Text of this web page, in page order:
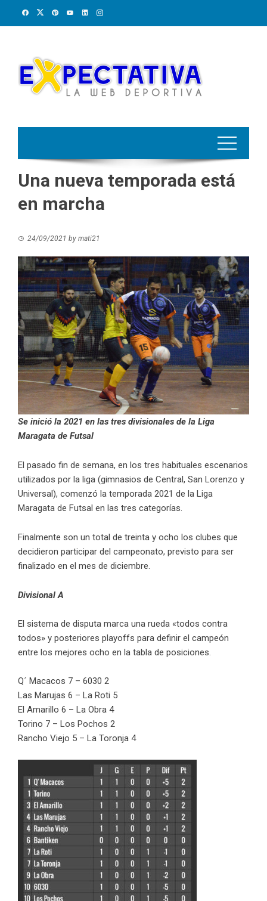
Una nueva temporada está
en marcha
24/09/2021 by mati21
Se inició la 2021 en las tres divisionales de la Liga
Maragata de Futsal
El pasado fin de semana, en los tres habituales escenarios
utilizados por la liga (gimnasios de Central, San Lorenzo y
Universal), comenzó la temporada 2021 de la Liga
Maragata de Futsal en las tres categorías.
Finalmente son un total de treinta y ocho los clubes que
decidieron participar del campeonato, previsto para ser
finalizado en el mes de diciembre.
Divisional A
El sistema de disputa marca una rueda «todos contra
todos» y posteriores playoffs para definir el campeón
entre los mejores ocho en la tabla de posiciones.
Q´ Macacos 7 – 6030 2
Las Marujas 6 – La Roti 5
El Amarillo 6 – La Obra 4
Torino 7 – Los Pochos 2
Rancho Viejo 5 – La Toronja 4